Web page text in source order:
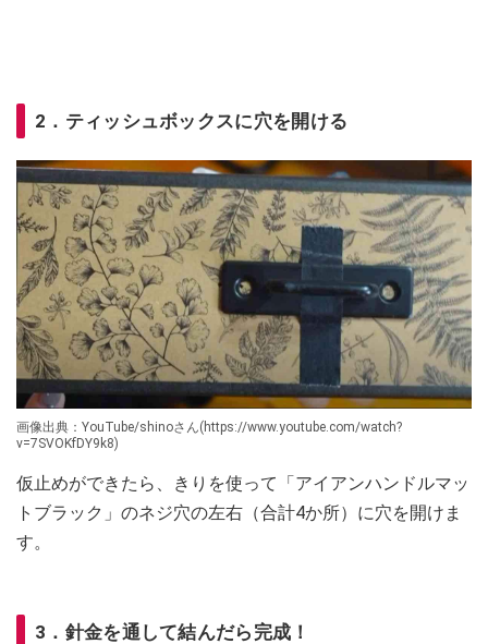
2．ティッシュボックスに穴を開ける
画像出典：YouTube/shinoさん(https://www.youtube.com/watch?
v=7SVOKfDY9k8)
仮止めができたら、きりを使って「アイアンハンドルマッ
トブラック」のネジ穴の左右（合計4か所）に穴を開けま
す。
3．針金を通して結んだら完成！